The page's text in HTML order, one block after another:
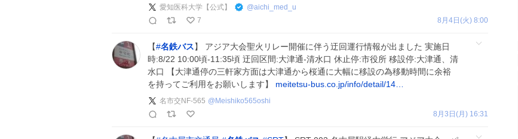
愛知医科大学【公式】 @aichi_med_u
7
8月4日(火) 8:00
【#名鉄バス】 アジア大会聖火リレー開催に伴う迂回運行情報が出ました 実施日
時:8/22 10:00頃-11:35頃 迂回区間:大津通-清水口 休止停:市役所 移設停:大津通、清
水口 【大津通停の三軒家方面は大津通から桜通に大幅に移設の為移動時間に余裕
を持ってご利用をお願いします】 meitetsu-bus.co.jp/info/detail/14…
名市交NF-565 @ Meishiko565oshi
8月3日(月) 16:31